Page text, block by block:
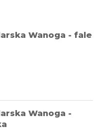
Wanoga - fale
Wanoga -